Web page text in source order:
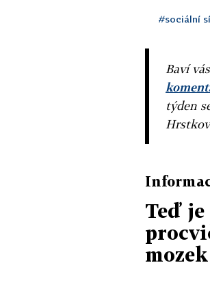
#sociální
Baví
týden
Teď je
mozek